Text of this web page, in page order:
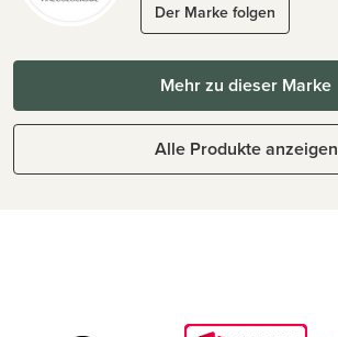
Der Marke folgen
Mehr zu dieser Marke
Alle Produkte anzeigen